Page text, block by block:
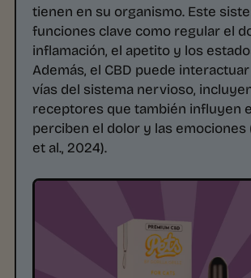
tienen en su organismo. Este
funciones clave como regular el
inflamación, el apetito y los
Además, el CBD puede
vías del sistema nervioso,
receptores que también influyen
perciben el dolor y las emociones
et al., 2024).